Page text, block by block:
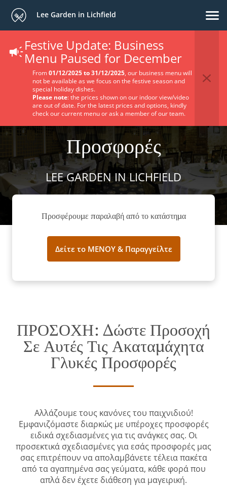
Lee Garden in Lichfield
Festive Update: Business
Menu Paused for December
From01/12/2025 to 31/12/2025, our business menu will
not be available as we focus on the festive season and
special holiday dishes.
Please note: the prices shown on our indoor view/video
are out of date. For the latest prices and options, kindly
check our current menu or ask a member of our team.
Προσφορές
LEE GARDEN IN LICHFIELD
Προσφέρουμε παραλαβή από το κατάστημα
Δείτε το ΜΕΝΟΥ & Παραγγείλτε
ΠΡΟΣΟΧΗ: Δώστε Προσοχή
Σε Αυτές Τις Ακαταμάχητα
Γλυκές Προσφορές
Αλλάζουμε τους κανόνες του παιχνιδιού!
Εμφανιζόμαστε διαρκώς με υπέροχες προσφορές
ειδικά σχεδιασμένες για τις ανάγκες σας. Οι
προσεκτικά σχεδιασμένες για εσάς προσφορές μας
σας επιτρέπουν να απολαμβάνετε τέλεια πακέτα
από τα αγαπημένα σας γεύματα, κάθε φορά που
απλά δεν έχετε διάθεση για μαγειρική.